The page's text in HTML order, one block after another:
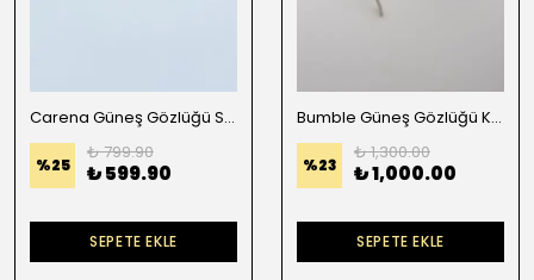
Carena Güneş Gözlüğü Siyah Çerçeve Mavi Degradeli Cam
%25
₺ 799.90
₺ 599.90
SEPETE EKLE
Bumble Güneş Gözlüğü Krem Çerçeve Degradeli Siyah
%23
₺ 1,300.00
₺ 1,000.00
SEPETE EKLE